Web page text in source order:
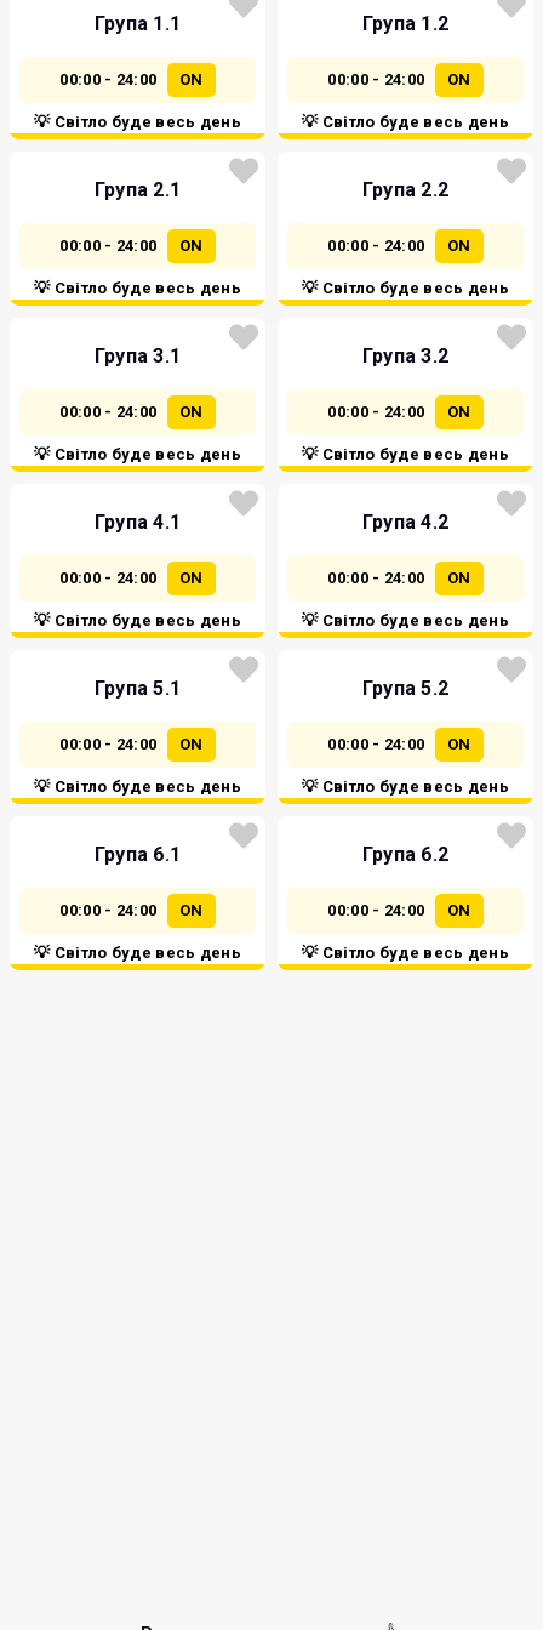
Група 1.1
00:00 - 24:00 ON
💡 Світло буде весь день
Група 1.2
00:00 - 24:00 ON
💡 Світло буде весь день
Група 2.1
00:00 - 24:00 ON
💡 Світло буде весь день
Група 2.2
00:00 - 24:00 ON
💡 Світло буде весь день
Група 3.1
00:00 - 24:00 ON
💡 Світло буде весь день
Група 3.2
00:00 - 24:00 ON
💡 Світло буде весь день
Група 4.1
00:00 - 24:00 ON
💡 Світло буде весь день
Група 4.2
00:00 - 24:00 ON
💡 Світло буде весь день
Група 5.1
00:00 - 24:00 ON
💡 Світло буде весь день
Група 5.2
00:00 - 24:00 ON
💡 Світло буде весь день
Група 6.1
00:00 - 24:00 ON
💡 Світло буде весь день
Група 6.2
00:00 - 24:00 ON
💡 Світло буде весь день